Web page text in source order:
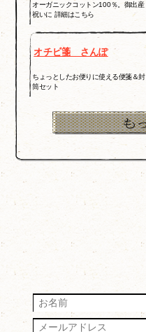
オーガニックコットン100％。御出産
祝いに 詳細はこちら
オチビ箋 さんぽ
ちょっとしたお便りに使える便箋＆封
筒セット